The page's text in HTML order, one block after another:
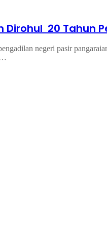
20 Tahun
negeri pasir